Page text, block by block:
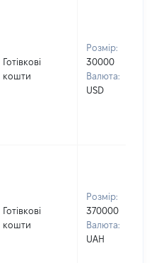
Готівкові
кошти
Розмір:
30000
Валюта:
USD
Готівкові
кошти
Розмір:
370000
Валюта:
UAH